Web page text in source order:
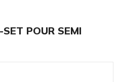
POUR SEMI